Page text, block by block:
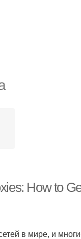
How to
в мире, и